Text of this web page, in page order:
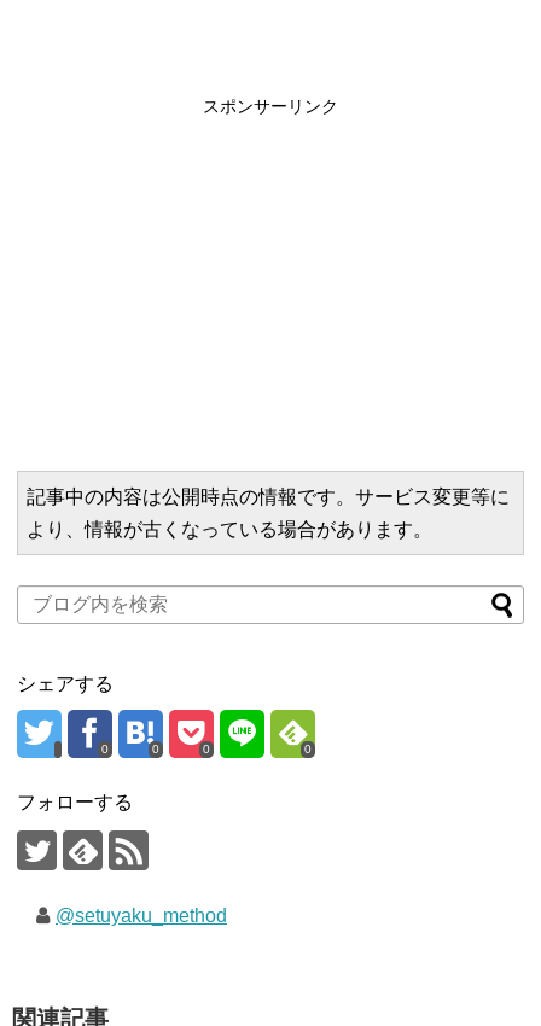
スポンサーリンク
記事中の内容は公開時点の情報です。サービス変更等に
より、情報が古くなっている場合があります。
シェアする
0 0 0 0
フォローする
@setuyaku_method
関連記事